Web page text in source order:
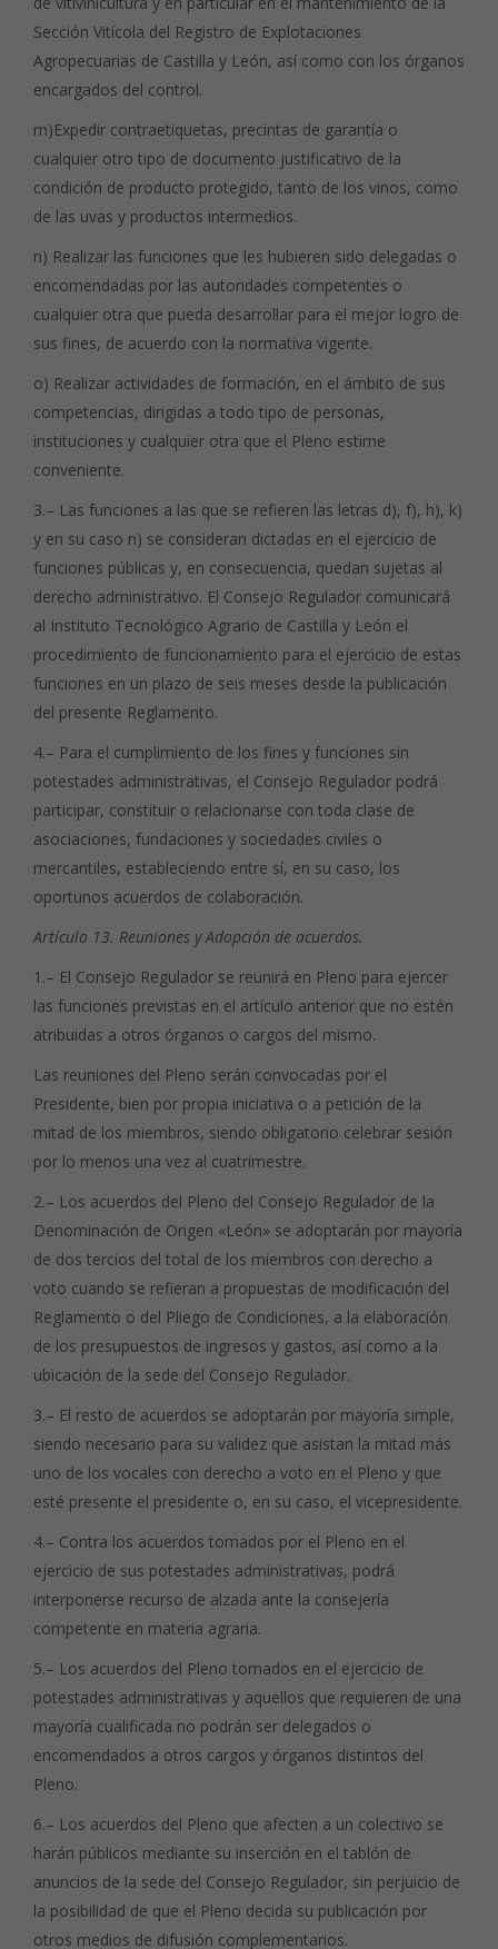
Sección Vitícola del Registro de Explotaciones
Agropecuarias de Castilla y León, así como con los órganos
encargados del control.
m)Expedir contraetiquetas, precintas de garantía o
cualquier otro tipo de documento justificativo de la
condición de producto protegido, tanto de los vinos, como
de las uvas y productos intermedios.
n) Realizar las funciones que les hubieren sido delegadas o
encomendadas por las autoridades competentes o
cualquier otra que pueda desarrollar para el mejor logro de
sus fines, de acuerdo con la normativa vigente.
o) Realizar actividades de formación, en el ámbito de sus
competencias, dirigidas a todo tipo de personas,
instituciones y cualquier otra que el Pleno estime
conveniente.
3.– Las funciones a las que se refieren las letras d), f), h), k)
y en su caso n) se consideran dictadas en el ejercicio de
funciones públicas y, en consecuencia, quedan sujetas al
derecho administrativo. El Consejo Regulador comunicará
al Instituto Tecnológico Agrario de Castilla y León el
procedimiento de funcionamiento para el ejercicio de estas
funciones en un plazo de seis meses desde la publicación
del presente Reglamento.
4.– Para el cumplimiento de los fines y funciones sin
potestades administrativas, el Consejo Regulador podrá
participar, constituir o relacionarse con toda clase de
asociaciones, fundaciones y sociedades civiles o
mercantiles, estableciendo entre sí, en su caso, los
oportunos acuerdos de colaboración.
Artículo 13. Reuniones y Adopción de acuerdos.
1.– El Consejo Regulador se reunirá en Pleno para ejercer
las funciones previstas en el artículo anterior que no estén
atribuidas a otros órganos o cargos del mismo.
Las reuniones del Pleno serán convocadas por el
Presidente, bien por propia iniciativa o a petición de la
mitad de los miembros, siendo obligatorio celebrar sesión
por lo menos una vez al cuatrimestre.
2.– Los acuerdos del Pleno del Consejo Regulador de la
Denominación de Origen «León» se adoptarán por mayoría
de dos tercios del total de los miembros con derecho a
voto cuando se refieran a propuestas de modificación del
Reglamento o del Pliego de Condiciones, a la elaboración
de los presupuestos de ingresos y gastos, así como a la
ubicación de la sede del Consejo Regulador.
3.– El resto de acuerdos se adoptarán por mayoría simple,
siendo necesario para su validez que asistan la mitad más
uno de los vocales con derecho a voto en el Pleno y que
esté presente el presidente o, en su caso, el vicepresidente.
4.– Contra los acuerdos tomados por el Pleno en el
ejercicio de sus potestades administrativas, podrá
interponerse recurso de alzada ante la consejería
competente en materia agraria.
5.– Los acuerdos del Pleno tomados en el ejercicio de
potestades administrativas y aquellos que requieren de una
mayoría cualificada no podrán ser delegados o
encomendados a otros cargos y órganos distintos del
Pleno.
6.– Los acuerdos del Pleno que afecten a un colectivo se
harán públicos mediante su inserción en el tablón de
anuncios de la sede del Consejo Regulador, sin perjuicio de
la posibilidad de que el Pleno decida su publicación por
otros medios de difusión complementarios.